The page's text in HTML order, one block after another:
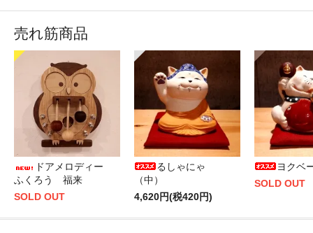
売れ筋商品
ドアメロディー
ふくろう 福来
SOLD OUT
るしゃにゃ
（中）
4,620円(税420円)
ヨクベ
SOLD OUT